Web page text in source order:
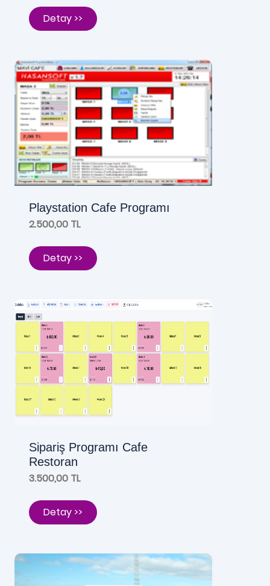
Detay >>
Playstation Cafe Programı
2.500,00 TL
Detay >>
Sipariş Programı Cafe
Restoran
3.500,00 TL
Detay >>